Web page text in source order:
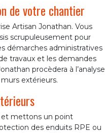
de votre chantier
Artisan Jonathan. Vous
scrupuleusement pour
démarches administratives
travaux et les demandes
procèdera à l’analyse
extérieurs.
et mettons un point
des enduits RPE ou